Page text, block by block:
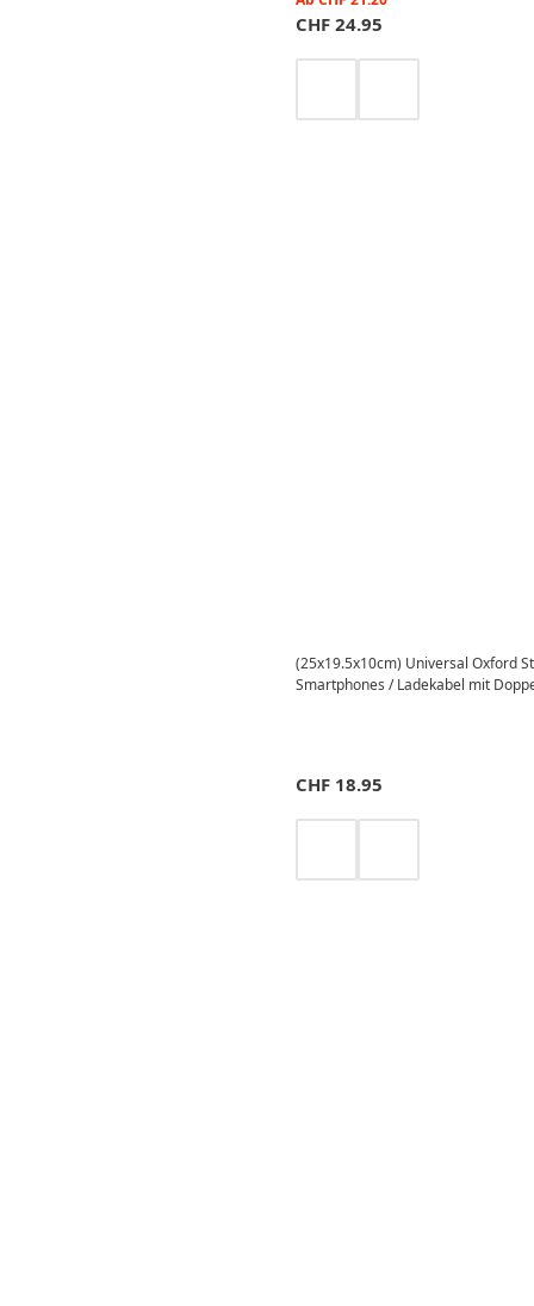
CHF 24.95
(25x19.5x10cm) Universal Oxford
Smartphones / Ladekabel mit
CHF 18.95